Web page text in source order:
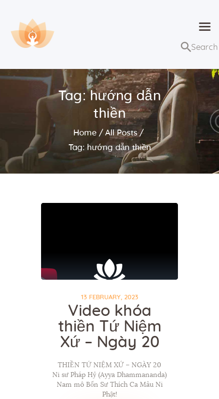
Tag: hướng dẫn
thiền
Home
All Posts
Tag: hướng dẫn thiền
Trang chủ
Bài giảng
Lớp học và sự kiện
Về Dhammaduta
13 FEBRUARY, 2023
Video khóa
thiền Tứ Niệm
Xứ – Ngày 20
THIỀN TỨ NIỆM XỨ – NGÀY 20
Ni sư Pháp Hỷ (Ayya Dhammananda)
Nam mô Bổn Sư Thích Ca Mâu Ni
Phật!